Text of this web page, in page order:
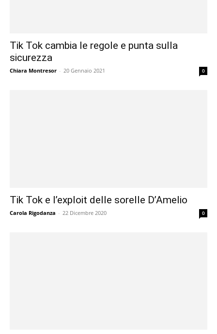
Tik Tok cambia le regole e punta sulla
sicurezza
Chiara Montresor - 20 Gennaio 2021 0
Tik Tok e l’exploit delle sorelle D’Amelio
Carola Rigodanza - 22 Dicembre 2020 0